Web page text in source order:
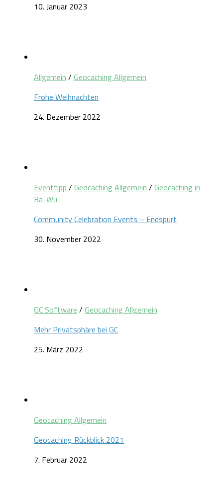
10. Januar 2023
Allgemein / Geocaching Allgemein
Frohe Weihnachten
24. Dezember 2022
Eventtipp / Geocaching Allgemein / Geocaching in
Ba-Wü
Community Celebration Events – Endspurt
30. November 2022
GC Software / Geocaching Allgemein
Mehr Privatsphäre bei GC
25. März 2022
Geocaching Allgemein
Geocaching Rückblick 2021
7. Februar 2022